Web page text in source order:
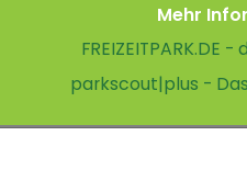
Mehr
parkscout|plus -